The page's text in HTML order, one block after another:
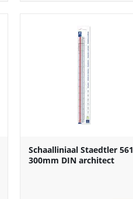
Schaalliniaal Staedtler 561
300mm DIN architect